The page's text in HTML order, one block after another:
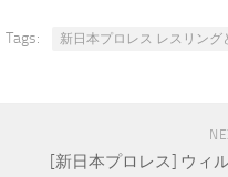
Tags: 新日本プロレス レスリング
[新日本プロレス] ウィ